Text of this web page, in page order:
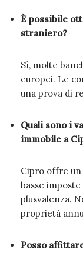
È possibile
straniero?
Sì, molte
europei. Le
una prova di
Quali sono i
immobile a
Cipro offre
basse
plusvalenza.
proprietà
Posso